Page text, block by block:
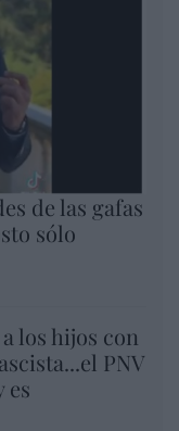
de las gafas
sólo
los hijos con
PNV
es